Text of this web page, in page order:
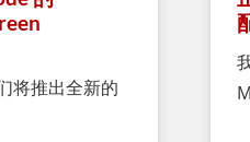
将推出全新的